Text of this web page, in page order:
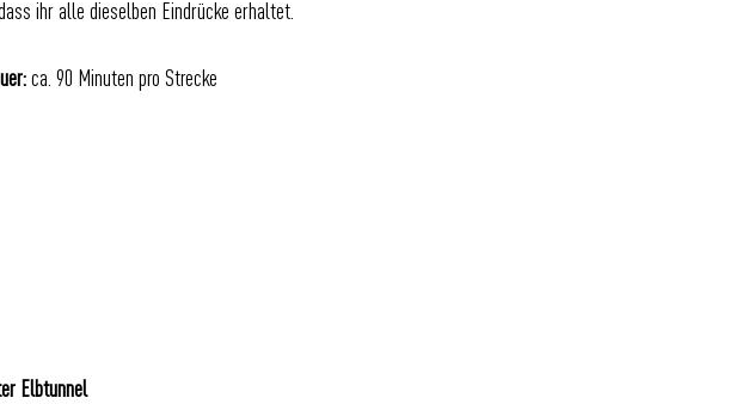
ihr alle dieselben Eindrücke erhaltet.
ca. 90 Minuten pro Strecke
Elbtunnel